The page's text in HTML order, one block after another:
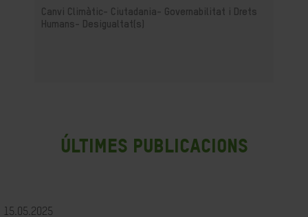
Canvi Climàtic-
Ciutadania- Governabilitat i Drets
Humans-
Desigualtat(s)
últimes publicacions
15.05.2025